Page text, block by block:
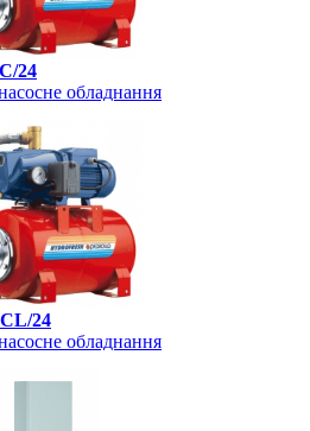
24
обладнання
24
обладнання